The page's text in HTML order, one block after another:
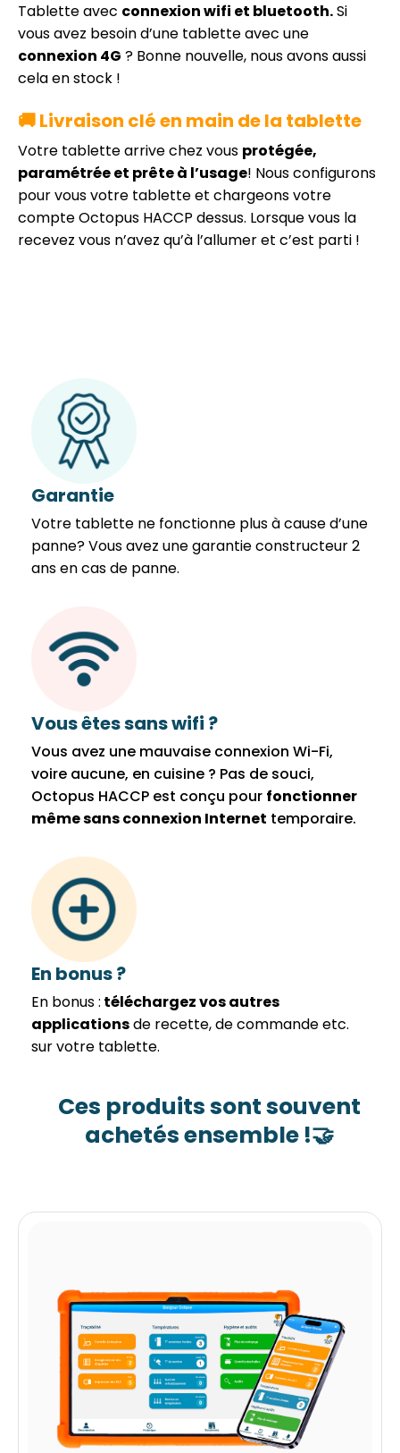
Tablette avec connexion wifi et bluetooth.Si
vous avez besoin d’une tablette avec une
connexion 4G ? Bonne nouvelle, nous avons aussi
cela en stock !
🚚 Livraison clé en main de la tablette
Votre tablette arrive chez vous protégée,
paramétrée et prête à l’usage! Nous configurons
pour vous votre tablette et chargeons votre
compte Octopus HACCP dessus. Lorsque vous la
recevez vous n’avez qu’à l’allumer et c’est parti !
Garantie
Votre tablette ne fonctionne plus à cause d’une
panne? Vous avez une garantie constructeur 2
ans en cas de panne.
Vous êtes sans wifi ?
Vous avez une mauvaise connexion Wi-Fi,
voire aucune, en cuisine ? Pas de souci,
Octopus HACCP est conçu pour fonctionner
même sans connexion Internet temporaire.
En bonus ?
En bonus : téléchargez vos autres
applicationsde recette, de commande etc.
sur votre tablette.
Ces produits sont souvent
achetés ensemble !🤝